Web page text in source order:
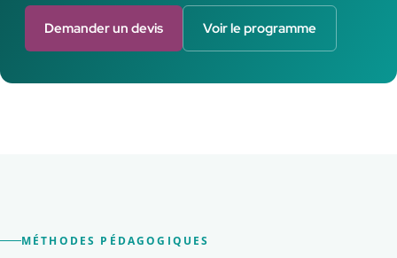
Demander un devis Voir le programme
MÉTHODES PÉDAGOGIQUES